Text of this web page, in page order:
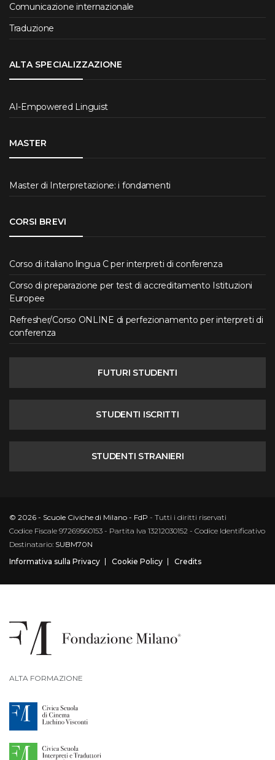
Comunicazione internazionale
Traduzione
ALTA SPECIALIZZAZIONE
AI-Empowered Linguist
MASTER
Master di Interpretazione: i fondamenti
CORSI BREVI
Corso di italiano lingua C per interpreti di conferenza
Corso di preparazione per test di accreditamento Istituzioni
Europee
Refresher/Corso ONLINE di perfezionamento per interpreti di
conferenza
FUTURI STUDENTI
STUDENTI ISCRITTI
STUDENTI STRANIERI
© 2026 - Scuole Civiche di Milano - FdP - Tutti i diritti riservati
Codice Fiscale 97269560153 - Partita Iva 13212030152 - Codice Identificativo
Destinatario: SUBM70N
Informativa sulla Privacy
Cookie Policy Credits
ALTA FORMAZIONE